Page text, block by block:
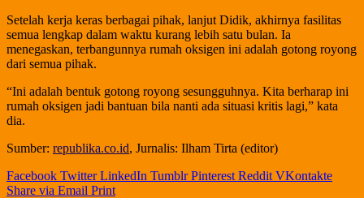
Setelah kerja keras berbagai pihak, lanjut Didik, akhirnya fasilitas
semua lengkap dalam waktu kurang lebih satu bulan. Ia
menegaskan, terbangunnya rumah oksigen ini adalah gotong royong
dari semua pihak.
“Ini adalah bentuk gotong royong sesungguhnya. Kita berharap ini
rumah oksigen jadi bantuan bila nanti ada situasi kritis lagi,” kata
dia.
Sumber: republika.co.id, Jurnalis: Ilham Tirta (editor)
Facebook Twitter LinkedIn Tumblr Pinterest Reddit VKontakte
Share via Email Print